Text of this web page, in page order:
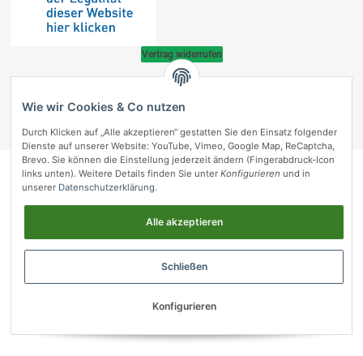
Vertrag widerrufen
• * Alle Preise inkl. gesetzlicher USt., zzgl.
Umsetzung durch Themeart
vetmedpro.de
Wie wir Cookies & Co nutzen
Durch Klicken auf „Alle akzeptieren“ gestatten Sie den Einsatz folgender
Dienste auf unserer Website: YouTube, Vimeo, Google Map, ReCaptcha,
Brevo. Sie können die Einstellung jederzeit ändern (Fingerabdruck-Icon
links unten). Weitere Details finden Sie unter Konfigurieren und in
unserer Datenschutzerklärung.
Alle akzeptieren
Schließen
Konfigurieren